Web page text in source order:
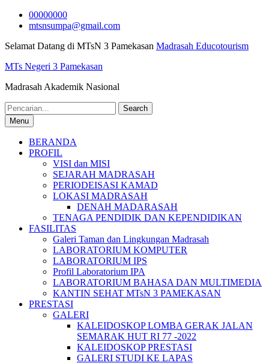
Skip
00000000
mtsnsumpa@gmail.com
Selamat Datang di MTsN 3 Pamekasan Madrasah Educotourism
MTs Negeri 3 Pamekasan
Madrasah Akademik Nasional
Search
for:Menu
BERANDA
PROFIL
VISI dan MISI
SEJARAH MADRASAH
PERIODEISASI KAMAD
LOKASI MADRASAH
DENAH MADARASAH
TENAGA PENDIDIK DAN KEPENDIDIKAN
FASILITAS
Galeri Taman dan Lingkungan Madrasah
LABORATORIUM KOMPUTER
LABORATORIUM IPS
Profil Laboratorium IPA
LABORATORIUM BAHASA DAN MULTIMEDIA
KANTIN SEHAT MTsN 3 PAMEKASAN
PRESTASI
GALERI
KALEIDOSKOP LOMBA GERAK JALAN
SEMARAK HUT RI 77 -2022
KALEIDOSKOP PRESTASI
GALERI STUDI KE LAPAS